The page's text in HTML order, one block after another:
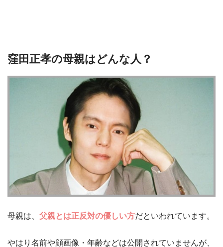
窪田正孝の母親はどんな人？
母親は、 父親とは正反対の優しい方だといわれています。
やはり名前や顔画像・年齢などは公開されていませんが、